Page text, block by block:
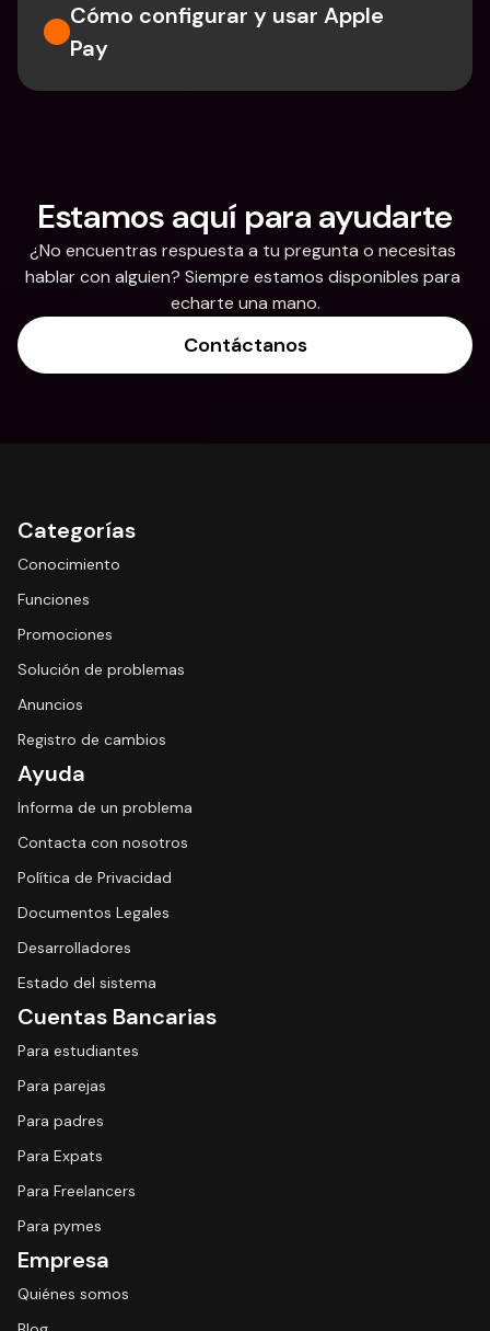
Cómo configurar y usar Apple
Pay
Estamos aquí para ayudarte
¿No encuentras respuesta a tu pregunta o necesitas
hablar con alguien? Siempre estamos disponibles para
echarte una mano.
Contáctanos
Categorías
Conocimiento
Funciones
Promociones
Solución de problemas
Anuncios
Registro de cambios
Ayuda
Informa de un problema
Contacta con nosotros
Política de Privacidad
Documentos Legales
Desarrolladores
Estado del sistema
Cuentas Bancarias
Para estudiantes
Para parejas
Para padres
Para Expats
Para Freelancers
Para pymes
Empresa
Quiénes somos